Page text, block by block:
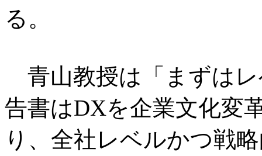
る。
青山教授は「まずは
告書はDXを企業文化変
り、全社レベルかつ戦